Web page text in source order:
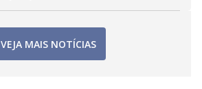
VEJA MAIS NOTÍCIAS